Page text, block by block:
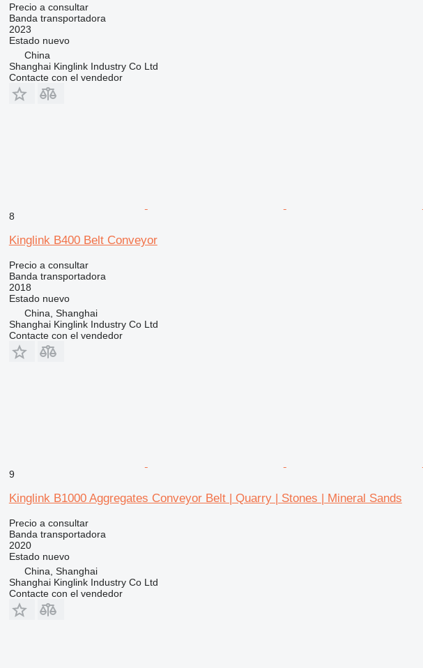
Precio a consultar
Banda transportadora
2023
Estadonuevo
China
Shanghai Kinglink Industry Co Ltd
Contacte con el vendedor
8
Kinglink B400 Belt Conveyor
Precio a consultar
Banda transportadora
2018
Estadonuevo
China, Shanghai
Shanghai Kinglink Industry Co Ltd
Contacte con el vendedor
9
Kinglink B1000 Aggregates Conveyor Belt | Quarry | Stones | Mineral Sands
Precio a consultar
Banda transportadora
2020
Estadonuevo
China, Shanghai
Shanghai Kinglink Industry Co Ltd
Contacte con el vendedor